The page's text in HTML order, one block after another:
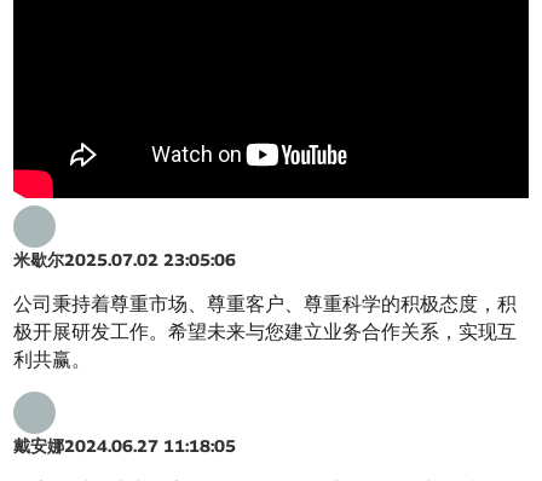
米歇尔2025.07.02 23:05:06
公司秉持着尊重市场、尊重客户、尊重科学的积极态度，积
极开展研发工作。希望未来与您建立业务合作关系，实现互
利共赢。
戴安娜2024.06.27 11:18:05